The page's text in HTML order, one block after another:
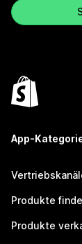
App-
Produkte
Produkte